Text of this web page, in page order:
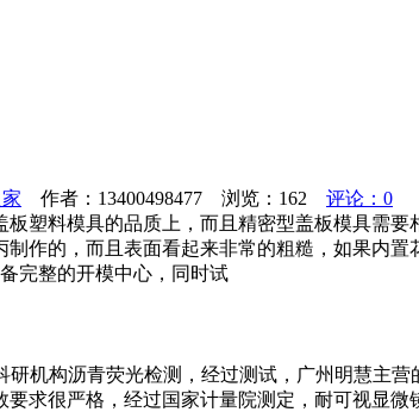
作者：13400498477 浏览： 162
评论：0
塑料模具的品质上，而且精密型盖板模具需
作的，而且表面看起来非常的粗糙，如果内
完整的开模中心，同时试
机构沥青荧光检测，经过测试，广州明慧主
求很严格，经过国家计量院测定，耐可视显